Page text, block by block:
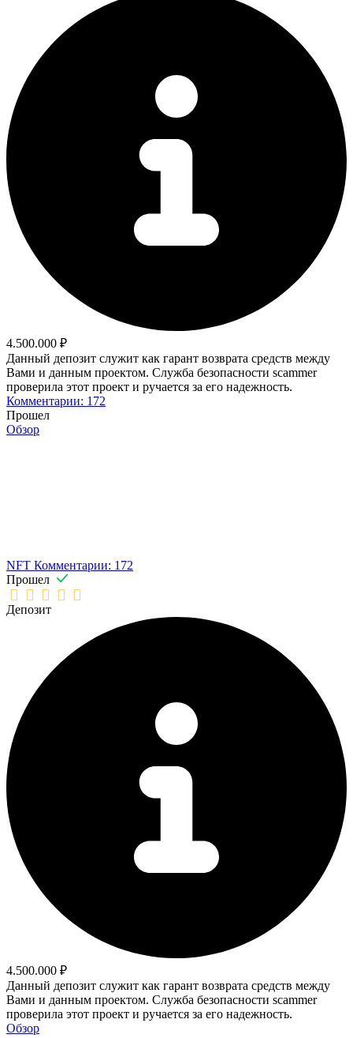
4.500.000 ₽
Данный депозит служит как гарант возврата средств между
Вами и данным проектом. Служба безопасности scammer
проверила этот проект и ручается за его надежность.
Комментарии: 172
Прошел
Обзор
NFT Комментарии: 172
Прошел
Депозит
4.500.000 ₽
Данный депозит служит как гарант возврата средств между
Вами и данным проектом. Служба безопасности scammer
проверила этот проект и ручается за его надежность.
Обзор